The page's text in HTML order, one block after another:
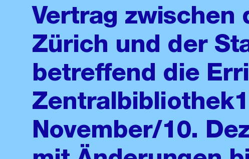
Vertrag zwischen
Zürich und der
betreffend die
November/10.